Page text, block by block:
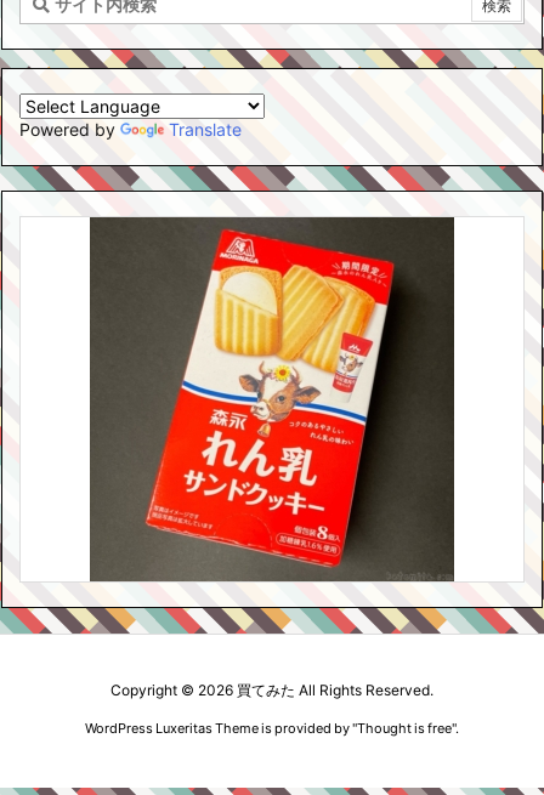
Powered by Translate
Copyright © 2026 買てみた All Rights Reserved.
WordPress Luxeritas Theme is provided by "Thought is free".